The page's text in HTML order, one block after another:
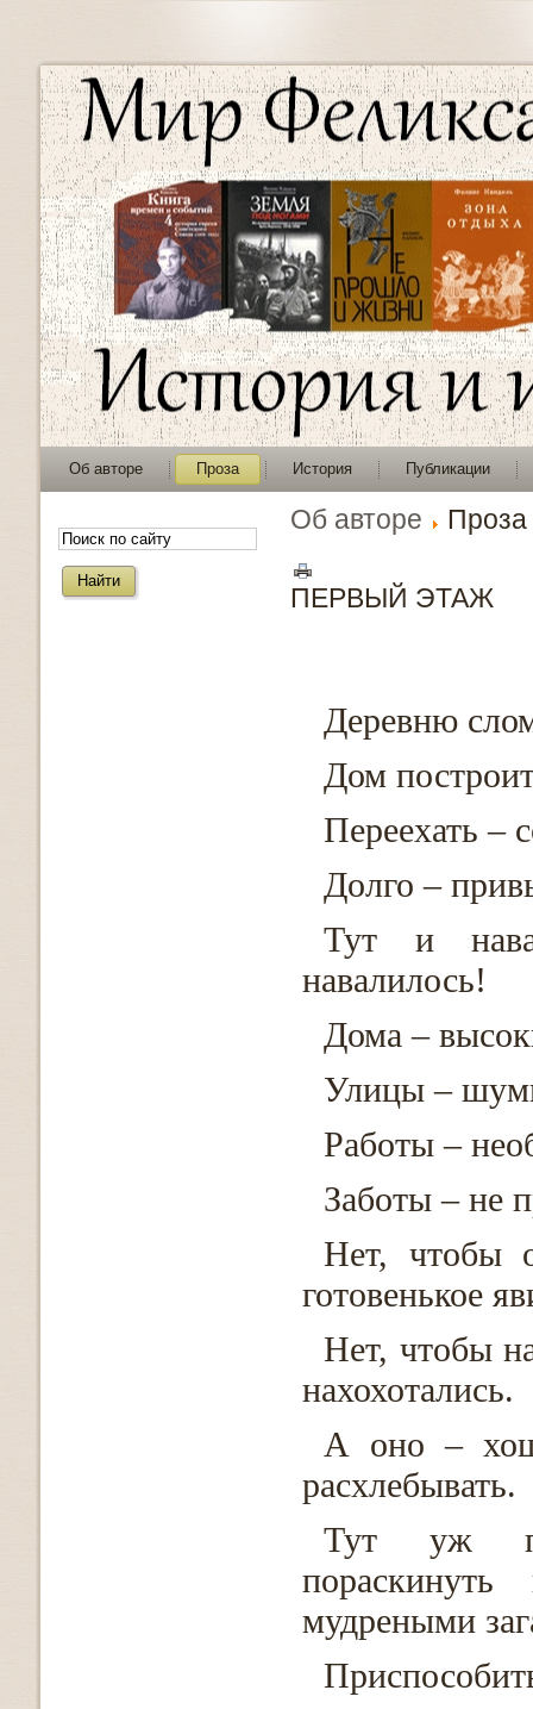
Об авторе Проза История Публикации
Об авторе Проза
ПЕРВЫЙ ЭТАЖ
Деревню
Дом
Переехать –
Долго –
Тут и
навалилось!
Дома –
Улицы –
Работы –
Заботы – не
Нет, чтобы
готовенькое
Нет, чтобы
нахохотались.
А оно –
расхлебывать.
Тут уж
мудреными